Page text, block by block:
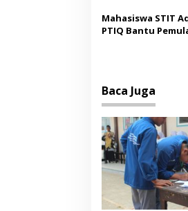
Mahasiswa STIT
PTIQ Bantu
Baca Juga